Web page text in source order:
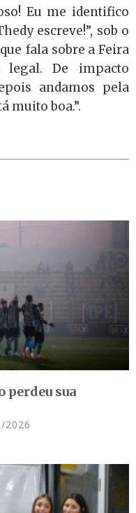
Eu me identifico
escreve!”, sob o
fala sobre a Feira
legal. De impacto
andamos pela
muito boa.”.
perdeu sua
2026